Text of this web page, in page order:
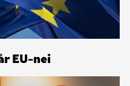
EU-nei